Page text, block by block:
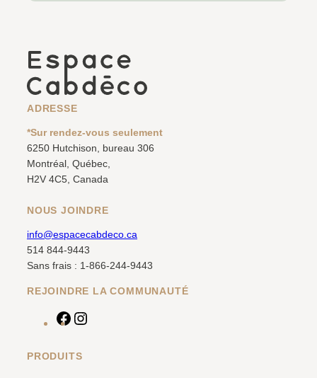
ADRESSE
*Sur rendez-vous seulement
6250 Hutchison, bureau 306
Montréal, Québec,
H2V 4C5, Canada
NOUS JOINDRE
info@espacecabdeco.ca
514 844-9443
Sans frais : 1-866-244-9443
REJOINDRE LA COMMUNAUTÉ
F
c
PRODUITS